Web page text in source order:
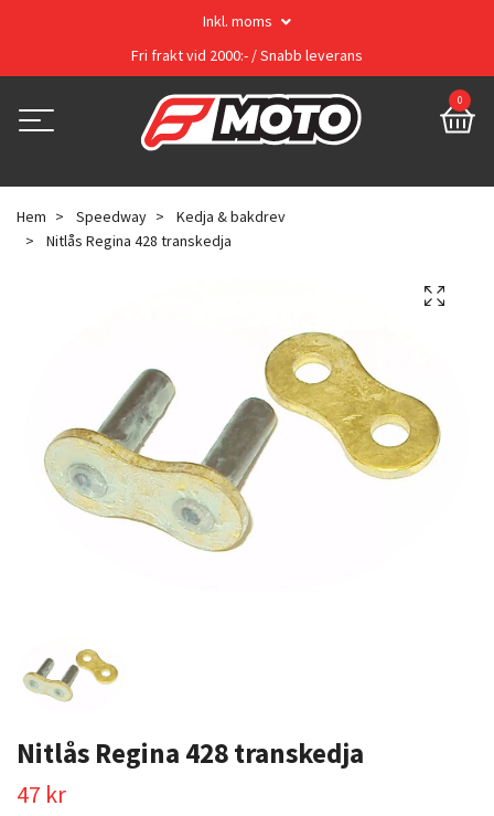
Inkl. moms
Fri frakt vid 2000:- / Snabb leverans
0
Hem Speedway
Kedja & bakdrev
Nitlås Regina 428 transkedja
Nitlås Regina 428 transkedja
47 kr